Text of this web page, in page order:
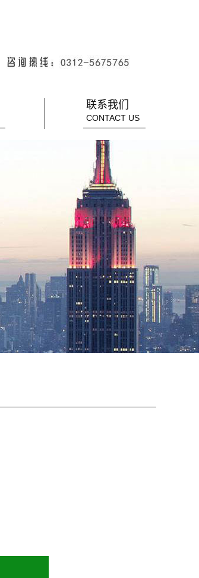
联系我们
CONTACT US